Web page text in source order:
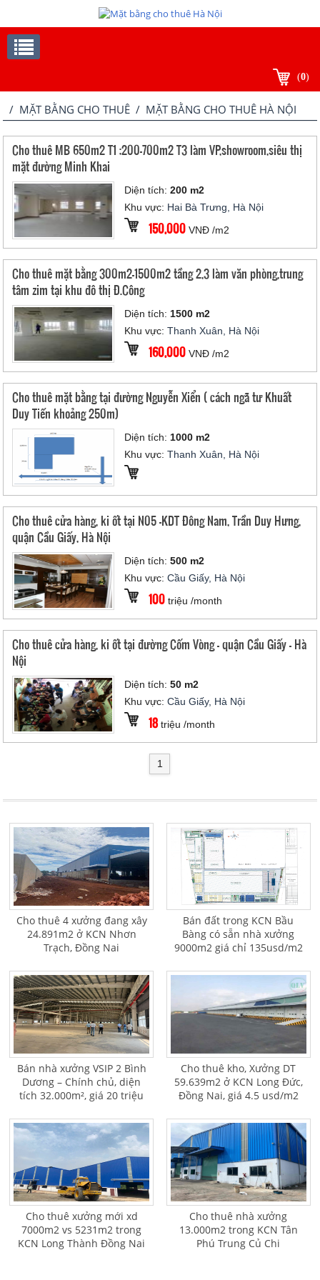
(0)
/ MẶT BẰNG CHO THUÊ / MẶT BẰNG CHO THUÊ HÀ NỘI
Cho thuê MB 650m2 T1 ;200-700m2 T3 làm VP,showroom,siêu thị
mặt đường Minh Khai
Diện tích:200 m2
Khu vực: Hai Bà Trưng, Hà Nội
150,000 VNĐ /m2
Cho thuê mặt bằng 300m2-1500m2 tầng 2,3 làm văn phòng,trung
tâm zim tại khu đô thị Đ.Công
Diện tích: 1500 m2
Khu vực:Thanh Xuân, Hà Nội
160,000 VNĐ /m2
Cho thuê mặt bằng tại đường Nguyễn Xiển ( cách ngã tư Khuất
Duy Tiến khoảng 250m)
Diện tích: 1000 m2
Khu vực:Thanh Xuân, Hà Nội
Cho thuê cửa hàng, ki ốt tại N05 -KDT Đông Nam, Trần Duy Hưng,
quận Cầu Giấy, Hà Nội
Diện tích:500 m2
Khu vực:Cầu Giấy, Hà Nội
100 triệu /month
Cho thuê cửa hàng, ki ốt tại đường Cốm Vòng - quận Cầu Giấy - Hà
Nội
Diện tích:50 m2
Khu vực:Cầu Giấy, Hà Nội
18triệu /month
1
Cho thuê 4 xưởng đang xây
24.891m2 ở KCN Nhơn
Trạch, Đồng Nai
Bán đất trong KCN Bầu
Bàng có sẵn nhà xưởng
9000m2 giá chỉ 135usd/m2
Bán nhà xưởng VSIP 2 Bình
Dương – Chính chủ, diện
tích 32.000m², giá 20 triệu
Cho thuê kho, Xưởng DT
59.639m2 ở KCN Long Đức,
Đồng Nai, giá 4.5 usd/m2
Cho thuê xưởng mới xd
7000m2 vs 5231m2 trong
KCN Long Thành Đồng Nai
Cho thuê nhà xưởng
13.000m2 trong KCN Tân
Phú Trung Củ Chi